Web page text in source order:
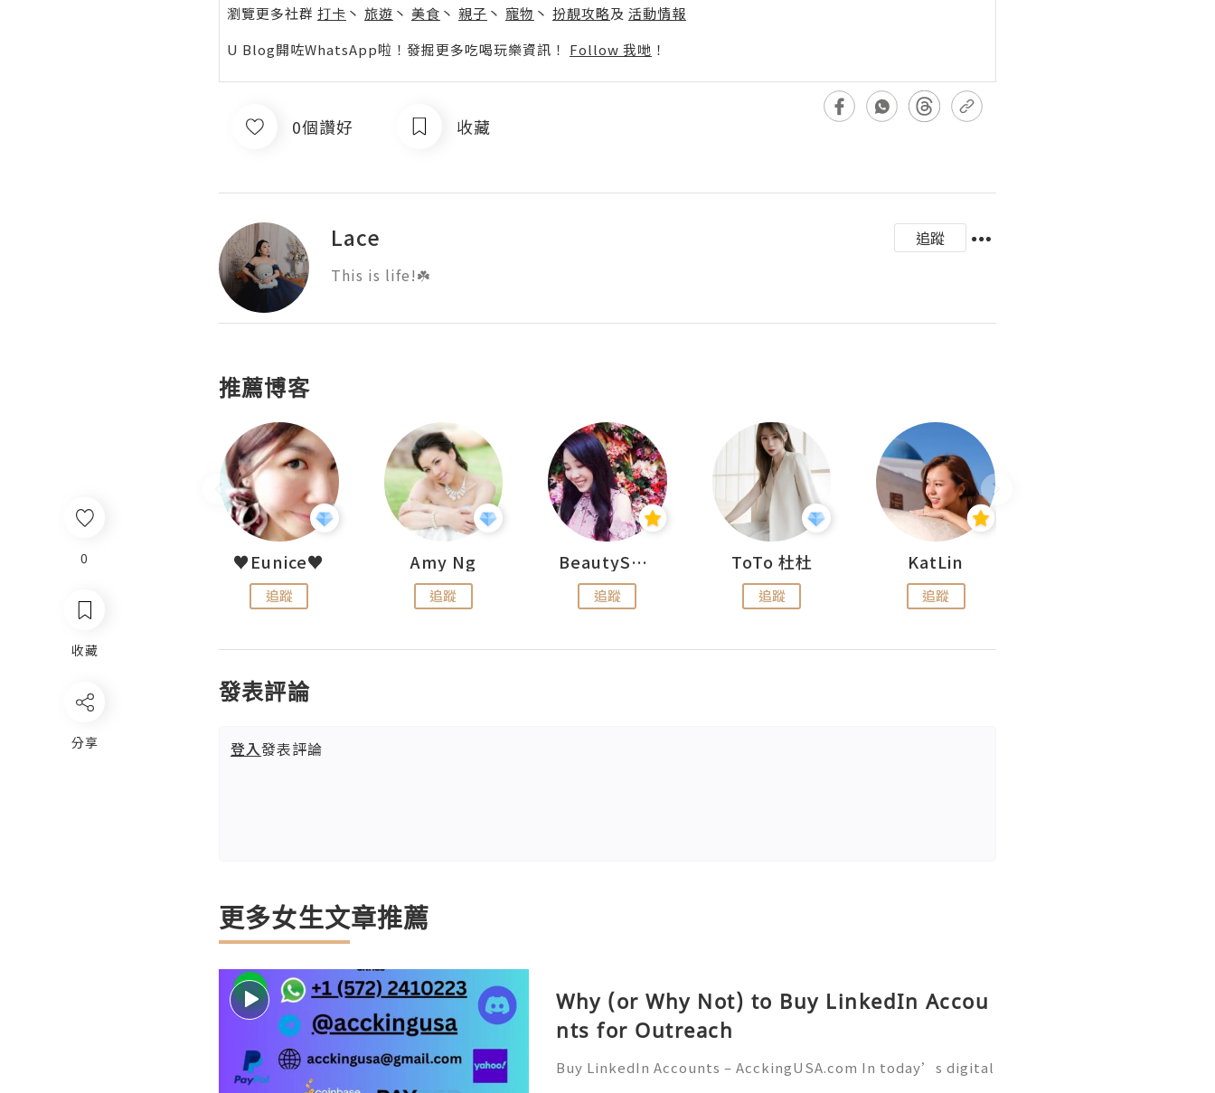
0
收藏
分享
瀏覽更多社群 打卡 丶 旅遊 丶 美食 丶 親子 丶 寵物 丶 扮靚攻略及 活動情報
U Blog開咗WhatsApp啦！發掘更多吃喝玩樂資訊！ Follow 我哋 ！
0個讚好 收藏
Lace
追蹤
This is life!☘️
推薦博客
♥Eunice♥
追蹤
Amy Ng
追蹤
BeautySearch
追蹤
ToTo 杜杜
追蹤
KatLin
追蹤
發表評論
登入發表評論
更多女生文章推薦
Why (or Why Not) to Buy LinkedIn Accou
nts for Outreach
Buy LinkedIn Accounts – AcckingUSA.com In today’s digital